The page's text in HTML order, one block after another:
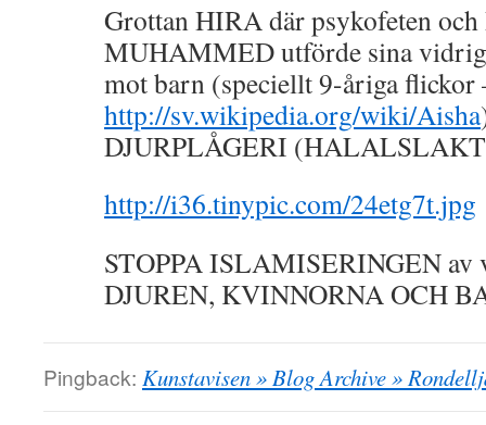
Grottan HIRA där psykofeten
MUHAMMED utförde sina
mot barn (speciellt 9-åriga flickor
http://sv.wikipedia.org/wiki/Aisha
DJURPLÅGERI
http://i36.tinypic.com/24etg7t.jpg
STOPPA ISLAMISERINGEN av
DJUREN, KVINNORNA OCH
Pingback: Kunstavisen » Blog Archive »